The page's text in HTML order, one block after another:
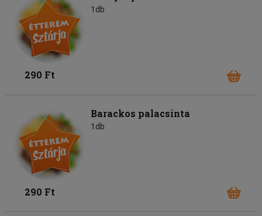
1db
290 Ft
Barackos palacsinta
1db
290 Ft